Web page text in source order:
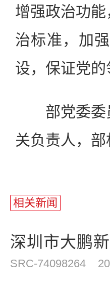
增强政治功
治标准，加
设，保证党
部党委委员
关负责人，
相关新闻
深圳市大鹏
SRC-74098264